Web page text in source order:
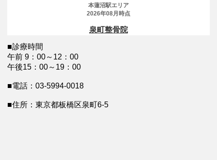
■診療時間
午前 9：00～12：00
午後15：00～19：00
■電話：03-5994-0018
■住所：東京都板橋区泉町6-5